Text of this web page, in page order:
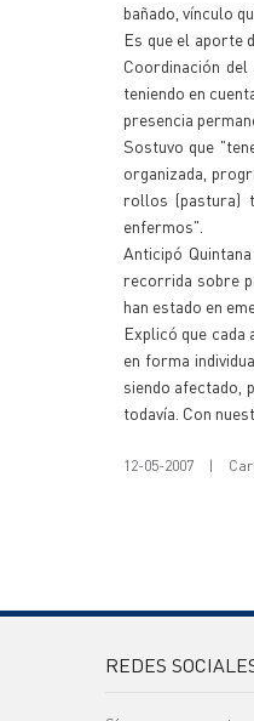
bañado, vínculo
Es que el aporte
Coordinación
teniendo en
presencia
Sostuvo que
organizada,
rollos (pastura)
enfermos".
Anticipó
recorrida sobre
han estado en
Explicó que
en forma
siendo afectado,
todavía. Con
12-05-2007 |
REDES